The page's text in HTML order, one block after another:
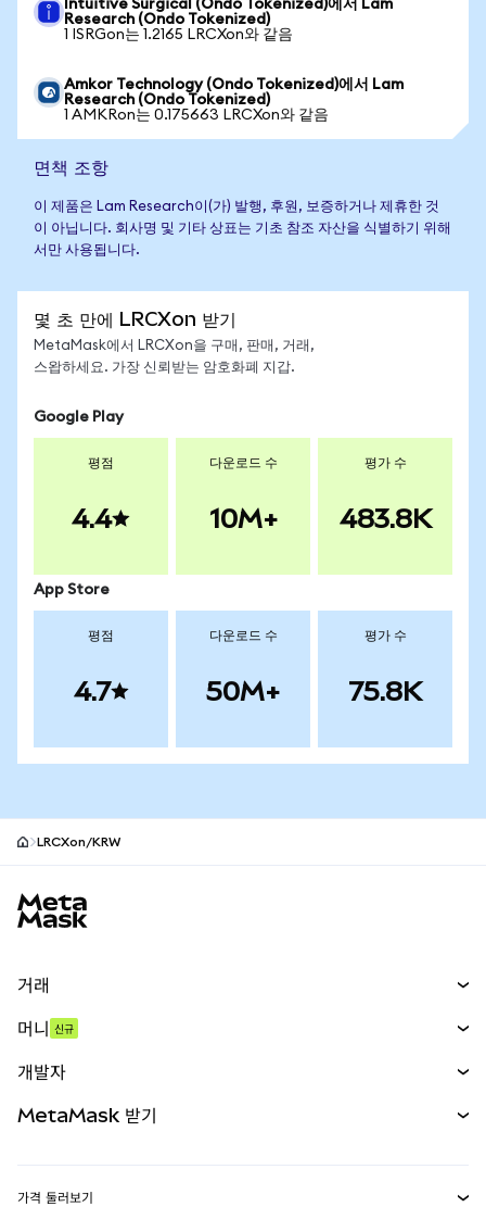
Intuitive Surgical (Ondo Tokenized)에서 Lam
Research (Ondo Tokenized)
1 ISRGon는 1.2165 LRCXon와 같음
Amkor Technology (Ondo Tokenized)에서 Lam
Research (Ondo Tokenized)
1 AMKRon는 0.175663 LRCXon와 같음
면책 조항
이 제품은 Lam Research이(가) 발행, 후원, 보증하거나 제휴한 것
이 아닙니다. 회사명 및 기타 상표는 기초 참조 자산을 식별하기 위해
서만 사용됩니다.
몇 초 만에 LRCXon 받기
MetaMask에서 LRCXon을 구매, 판매, 거래,
스왑하세요. 가장 신뢰받는 암호화폐 지갑.
Google Play
평점
4.4
다운로드 수
10M+
평가 수
483.8K
App Store
평점
4.7
다운로드 수
50M+
평가 수
75.8K
LRCXon/KRW
거래
무기한 선물
실물자산
머니 신규
개발자
MetaMask 받기
가격 둘러보기